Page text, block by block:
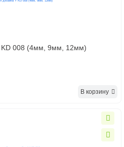
KD 008 (4мм, 9мм, 12мм)
В корзину